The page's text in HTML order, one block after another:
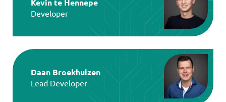
Kevin te Hennepe
Developer
Daan Broekhuizen
Lead Developer